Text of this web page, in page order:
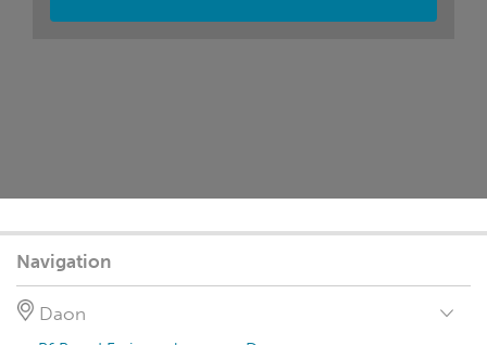
Navigation
Daon